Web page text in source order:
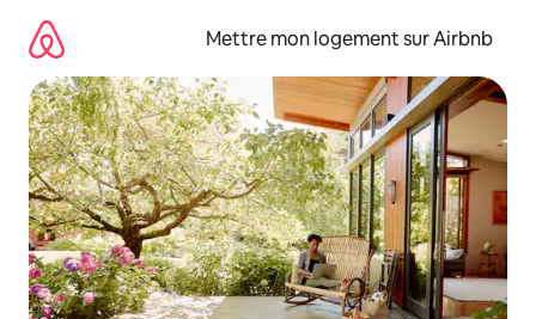
directement
contenu
Mettre mon logement sur Airbnb